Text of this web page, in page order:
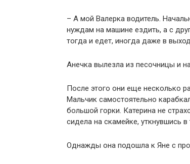
– А мой Валерка водитель.
нуждам на машине ездить, а с
тогда и едет, иногда даже в
Анечка вылезла из песочницы и
После этого они еще несколько
Мальчик самостоятельно
большой горки. Катерина не
сидела на скамейке, уткнувшись в
Однажды она подошла к Яне с